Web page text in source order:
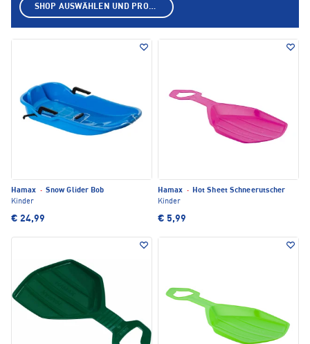
Hamax · Snow Glider Bob
Kinder
€ 24,99
Hamax · Hot Sheet Schneerutscher
Kinder
€ 5,99
SHOP AUSWÄHLEN UND PRODUKTE ANZEIGEN